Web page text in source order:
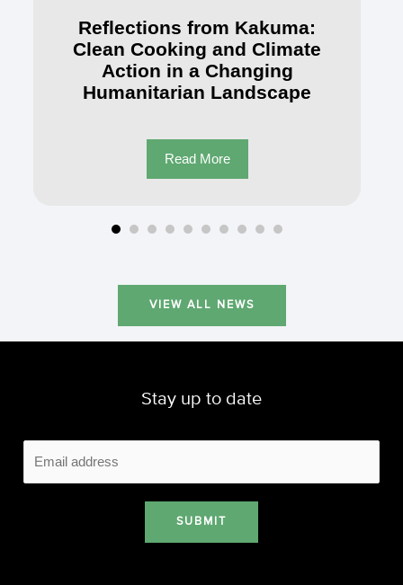
Reflections from Kakuma:
Clean Cooking and Climate
Action in a Changing
Humanitarian Landscape
Read More
VIEW ALL NEWS
Stay up to date
SUBMIT